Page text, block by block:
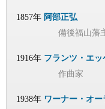
1857年 阿部正弘
備後福山藩
1916年 フランツ・エッ
作曲家
1938年 ワーナー・オー